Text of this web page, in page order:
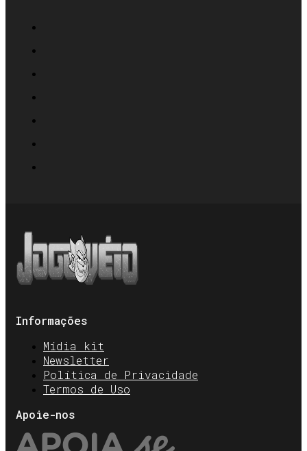
Informações
Mídia kit
Newsletter
Política de Privacidade
Termos de Uso
Apoie-nos